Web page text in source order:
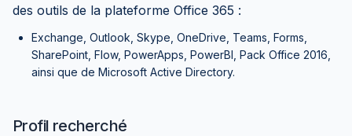
des outils de la plateforme Office 365 :
Exchange, Outlook, Skype, OneDrive, Teams, Forms,
SharePoint, Flow, PowerApps, PowerBI, Pack Office 2016,
ainsi que de Microsoft Active Directory.
Profil recherché